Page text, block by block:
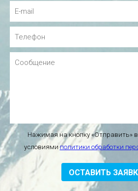
Нажимая на кнопку «Отправить»
условиямиполитики обработки
ОСТАВИТЬ